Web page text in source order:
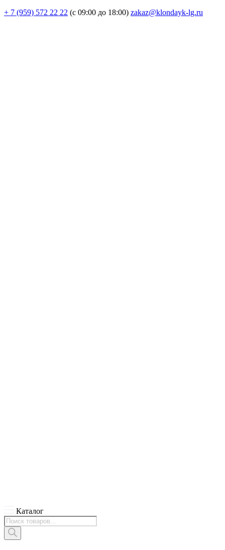
+ 7 (959) 572 22 22 (с 09:00 до 18:00) zakaz@klondayk-lg.ru
Каталог
Поиск
товаров